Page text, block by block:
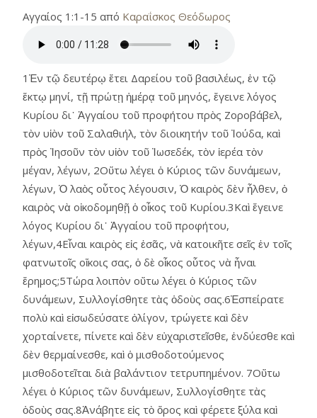
Αγγαίος 1:1-15 από Καραΐσκος Θεόδωρος
1Ἐν τῷ δευτέρῳ ἔτει Δαρείου τοῦ βασιλέως, ἐν τῷ
ἕκτῳ μηνί, τῇ πρώτῃ ἡμέρᾳ τοῦ μηνός, ἔγεινε λόγος
Κυρίου δι᾿ Ἀγγαίου τοῦ προφήτου πρὸς Ζοροβάβελ,
τὸν υἱὸν τοῦ Σαλαθιήλ, τὸν διοικητήν τοῦ Ἰούδα, καὶ
πρὸς Ἰησοῦν τὸν υἱὸν τοῦ Ἰωσεδέκ, τὸν ἱερέα τὸν
μέγαν, λέγων, 2Οὕτω λέγει ὁ Κύριος τῶν δυνάμεων,
λέγων, Ὁ λαὸς οὗτος λέγουσιν, Ὁ καιρὸς δὲν ἦλθεν, ὁ
καιρὸς νὰ οἰκοδομηθῇ ὁ οἶκος τοῦ Κυρίου.3Καὶ ἔγεινε
λόγος Κυρίου δι᾿ Ἀγγαίου τοῦ προφήτου,
λέγων,4Εἶναι καιρὸς εἰς ἐσᾶς, νὰ κατοικῆτε σεῖς ἐν τοῖς
φατνωτοῖς οἴκοις σας, ὁ δὲ οἶκος οὗτος νὰ ἦναι
ἔρημος;5Τώρα λοιπὸν οὕτω λέγει ὁ Κύριος τῶν
δυνάμεων, Συλλογίσθητε τὰς ὁδοὺς σας.6Ἐσπείρατε
πολὺ καὶ εἰσωδεύσατε ὀλίγον, τρώγετε καὶ δὲν
χορταίνετε, πίνετε καὶ δὲν εὐχαριστεῖσθε, ἐνδύεσθε καὶ
δὲν θερμαίνεσθε, καὶ ὁ μισθοδοτούμενος
μισθοδοτεῖται διὰ βαλάντιον τετρυπημένον. 7Οὕτω
λέγει ὁ Κύριος τῶν δυνάμεων, Συλλογίσθητε τὰς
ὁδοὺς σας.8Ἀνάβητε εἰς τὸ ὄρος καὶ φέρετε ξύλα καὶ